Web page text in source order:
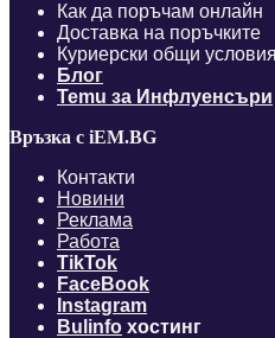
Как да поръчам онлайн
Доставка на поръчките
Куриерски общи условия
Блог
Temu за Инфлуенсъри
Връзка с iEM.BG
Контакти
Новини
Реклама
Работа
TikTok
FaceBook
Instagram
Bulinfo хостинг